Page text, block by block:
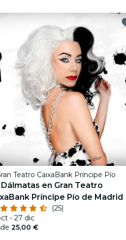
Teatro CaixaBank Príncipe Pío
Dálmatas en Gran Teatro
Príncipe Pío de Madrid
(25)
- 27 dic
25,00 €